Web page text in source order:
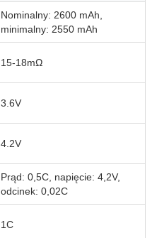
Nominalny: 2600 mAh,
minimalny: 2550 mAh
15-18mΩ
3.6V
4.2V
Prąd: 0,5C, napięcie: 4,2V,
odcinek: 0,02C
1C